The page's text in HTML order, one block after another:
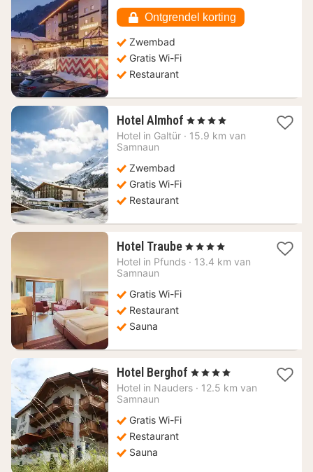
€
Ontgrendel korting
Zwembad
Gratis Wi-Fi
Restaurant
Hotel Almhof 1
nacht
, 4 Sterren
Hotel in Galtür · 15.9 km van
Samnaun
Zwembad
Gratis Wi-Fi
Restaurant
Hotel Traube 1
nacht
, 4 Sterren
Hotel in Pfunds · 13.4 km van
Samnaun
Gratis Wi-Fi
Restaurant
Sauna
Hotel Berghof 1
nacht
, 4 Sterren
Hotel in Nauders · 12.5 km van
Samnaun
Gratis Wi-Fi
Restaurant
Sauna